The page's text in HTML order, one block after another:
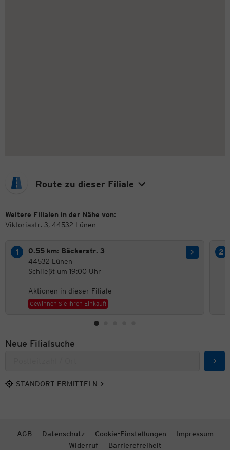
Route zu dieser Filiale
Weitere Filialen in der Nähe von:
Viktoriastr. 3, 44532 Lünen
0.55 km: Bäckerstr. 3
44532 Lünen
Schließt um 19:00 Uhr
Aktionen in dieser Filiale
Gewinnen Sie Ihren Einkauf!
Neue Filialsuche
STANDORT ERMITTELN
AGB Datenschutz Cookie-Einstellungen
Impressum
Widerruf
Barrierefreiheit